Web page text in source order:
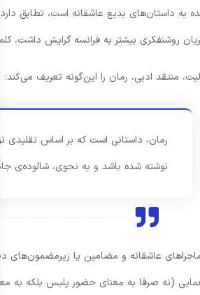
به داستان‌های بدیع عاشقانه است، تطابق
روشنفکری بیشتر به فرانسه گرایش داشت،
منتقد ادبی، رمان را این‌گونه تعریف می‌کند:
رمان، داستانی است که بر اساس تقلیدی
نوشته شده باشد و به نحوی، شالوده‌ی
عاشقانه و مضامین یا زیرمضمون‌های
(نه صرفا به معنای حضور پلیس بلکه به